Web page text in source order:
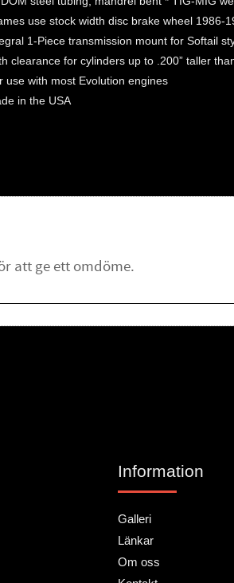
use stock width disc brake wheel 1986-
1-Piece transmission mount for Softail
clearance for cylinders up to .200” taller
use with most Evolution engines
in the USA
Information
Galleri
Länkar
Om oss